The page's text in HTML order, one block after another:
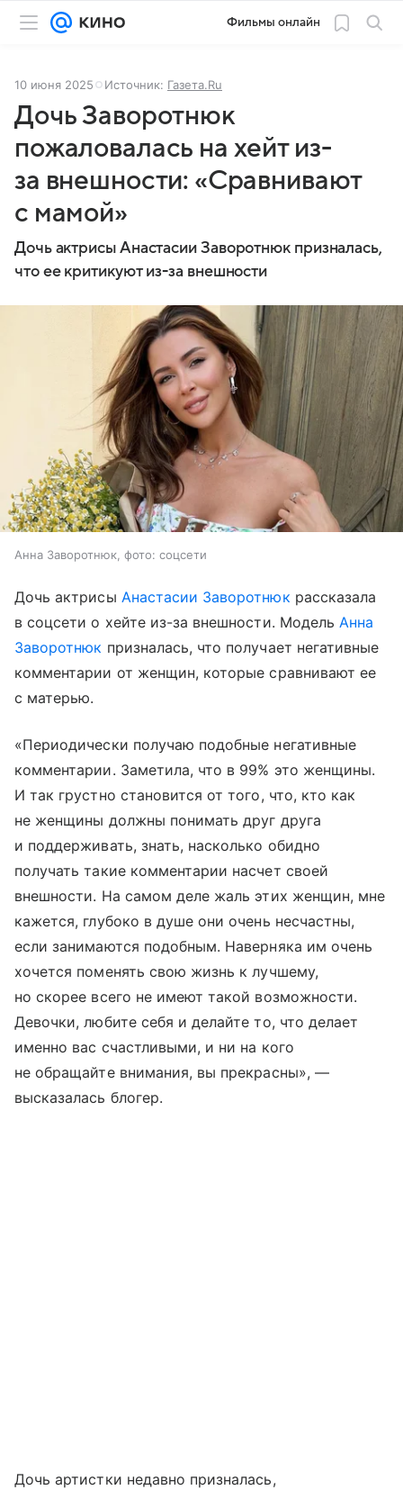
Фильмы онлайн
10 июня 2025 Источник: Газета.Ru
Дочь Заворотнюк
пожаловалась на хейт из-
за внешности: «Сравнивают
с мамой»
Дочь актрисы Анастасии Заворотнюк призналась,
что ее критикуют из-за внешности
Анна Заворотнюк, фото: соцсети
Дочь актрисы Анастасии Заворотнюк рассказала
в соцсети о хейте из-за внешности. МодельАнна
Заворотнюк призналась, что получает негативные
комментарии от женщин, которые сравнивают ее
с матерью.
«Периодически получаю подобные негативные
комментарии. Заметила, что в 99% это женщины.
И так грустно становится от того, что, кто как
не женщины должны понимать друг друга
и поддерживать, знать, насколько обидно
получать такие комментарии насчет своей
внешности. На самом деле жаль этих женщин, мне
кажется, глубоко в душе они очень несчастны,
если занимаются подобным. Наверняка им очень
хочется поменять свою жизнь к лучшему,
но скорее всего не имеют такой возможности.
Девочки, любите себя и делайте то, что делает
именно вас счастливыми, и ни на кого
не обращайте внимания, вы прекрасны», —
высказалась блогер.
Дочь артистки недавно призналась,